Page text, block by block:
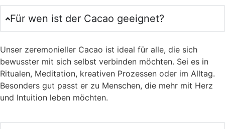
Für wen ist der Cacao geeignet?
Unser zeremonieller Cacao ist ideal für alle, die sich
bewusster mit sich selbst verbinden möchten. Sei es in
Ritualen, Meditation, kreativen Prozessen oder im Alltag.
Besonders gut passt er zu Menschen, die mehr mit Herz
und Intuition leben möchten.